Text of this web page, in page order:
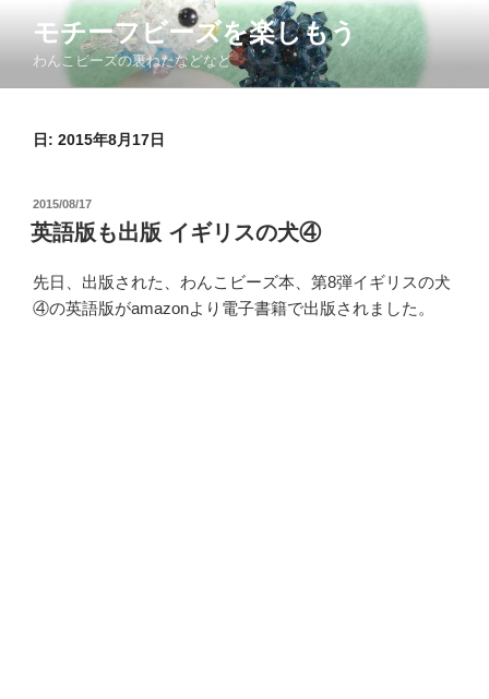
ン
モチーフビーズを楽しもう
わんこビーズの裏ねたなどなど
日: 2015年8月17日
投
稿
日:
2015/08/17
英語版も出版 イギリスの犬④
先日、出版された、わんこビーズ本、第8弾イギリスの犬
④の英語版がamazonより電子書籍で出版されました。